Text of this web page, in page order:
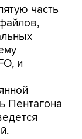
часть
и
Пентагона